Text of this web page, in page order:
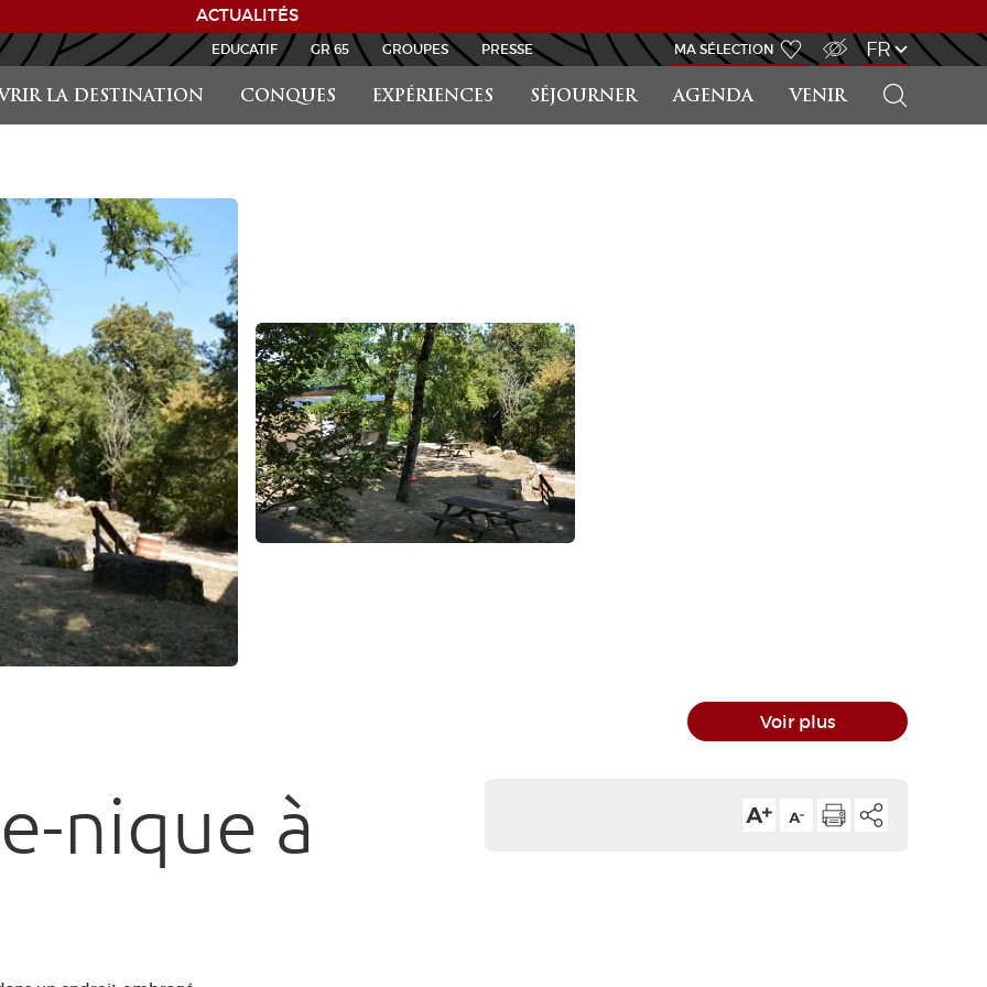
ACTUALITÉS
LA DESTINATION CONQUES EXPÉRIENCES SÉJOURNER AGENDA VENIR
EDUCATIF GR 65 GROUPES PRESSE MA SÉLECTION FR
Voir plus
nique à